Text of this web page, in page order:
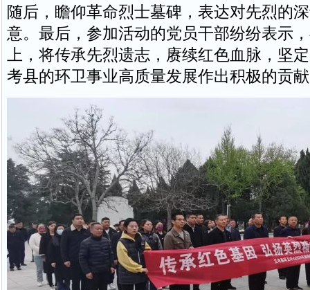
随后，瞻仰革命烈士墓碑，表达对先烈的
意。最后，参加活动的党员干部纷纷表示
上，将传承先烈遗志，赓续红色血脉，坚
考县的环卫事业高质量发展作出积极的贡